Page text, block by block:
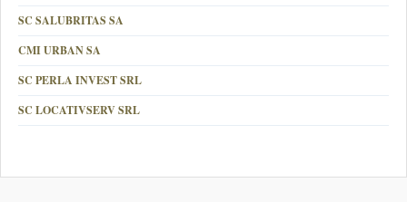
SC SALUBRITAS SA
CMI URBAN SA
SC PERLA INVEST SRL
SC LOCATIVSERV SRL